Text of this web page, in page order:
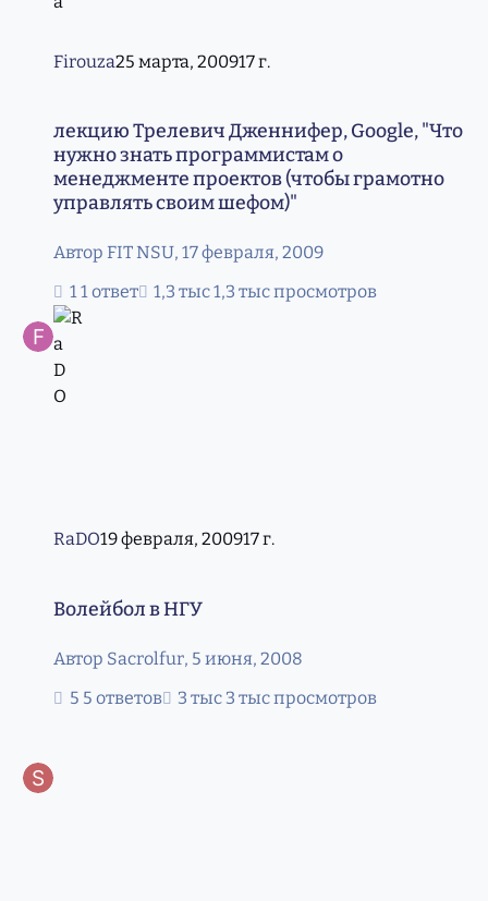
Firouza25 марта, 200917 г.
лекцию Трелевич Дженнифер, Google, "Что
нужно знать программистам о
менеджменте проектов (чтобы грамотно
управлять своим шефом)"
Автор FIT NSU, 17 февраля, 2009
1 ответ
1,3 тыс просмотров
RaDO19 февраля, 200917 г.
Волейбол в НГУ
Автор Sacrolfur, 5 июня, 2008
5 ответов
3 тыс просмотров